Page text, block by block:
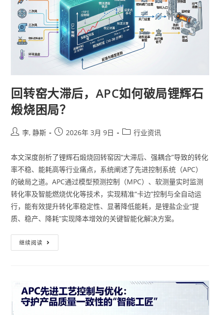
回转窑大滞后，APC如何破局锂辉石
煅烧困局？
李, 静斯 2026年 3月 9日 行业资讯
本文深度剖析了锂辉石煅烧回转窑因“大滞后、强耦合”导致的转化
率不稳、能耗高等行业痛点，系统阐述了先进控制系统（APC）
的破局之道。APC通过模型预测控制（MPC）、软测量实时监测
转化率及智能燃烧优化等技术，实现精准“卡边”控制与全自动运
行，能有效提升转化率稳定性、显著降低能耗，是锂盐企业“提
质、稳产、降耗”实现降本增效的关键智能化解决方案。
继续阅读